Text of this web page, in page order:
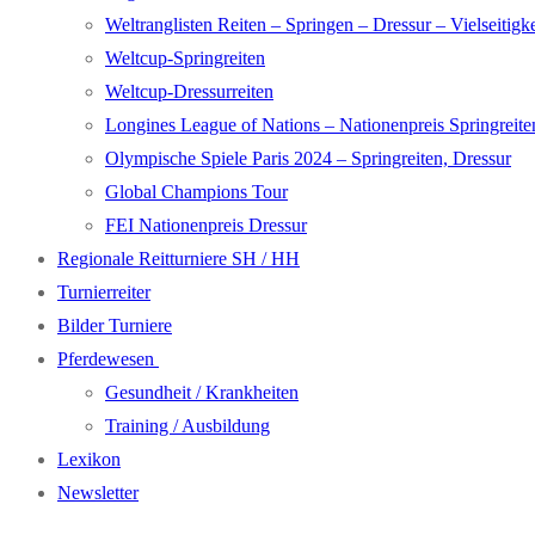
Weltranglisten Reiten – Springen – Dressur –
Weltcup-Springreiten
Weltcup-Dressurreiten
Longines League of Nations – Nationenpreis
Olympische Spiele Paris 2024 – Springreiten, Dressur
Global Champions Tour
FEI Nationenpreis Dressur
Regionale Reitturniere SH / HH
Turnierreiter
Bilder Turniere
Pferdewesen
Gesundheit / Krankheiten
Training / Ausbildung
Lexikon
Newsletter